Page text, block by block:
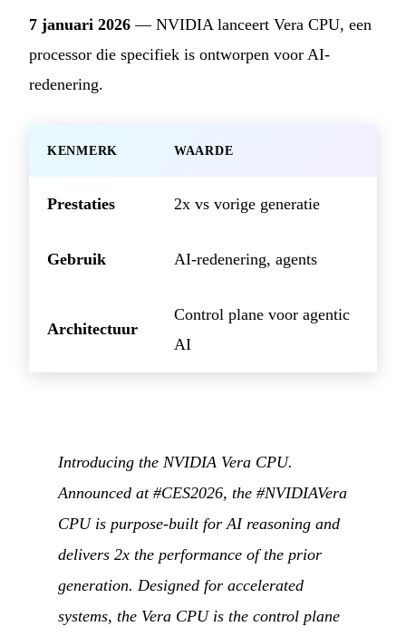
7 januari 2026 — NVIDIA lanceert Vera CPU, een
processor die specifiek is ontworpen voor AI-
redenering.
KENMERK WAARDE
Prestaties 2x vs vorige generatie
Gebruik AI-redenering, agents
Architectuur
Control plane voor agentic
AI
Introducing the NVIDIA Vera CPU.
Announced at #CES2026, the #NVIDIAVera
CPU is purpose-built for AI reasoning and
delivers 2x the performance of the prior
generation. Designed for accelerated
systems, the Vera CPU is the control plane